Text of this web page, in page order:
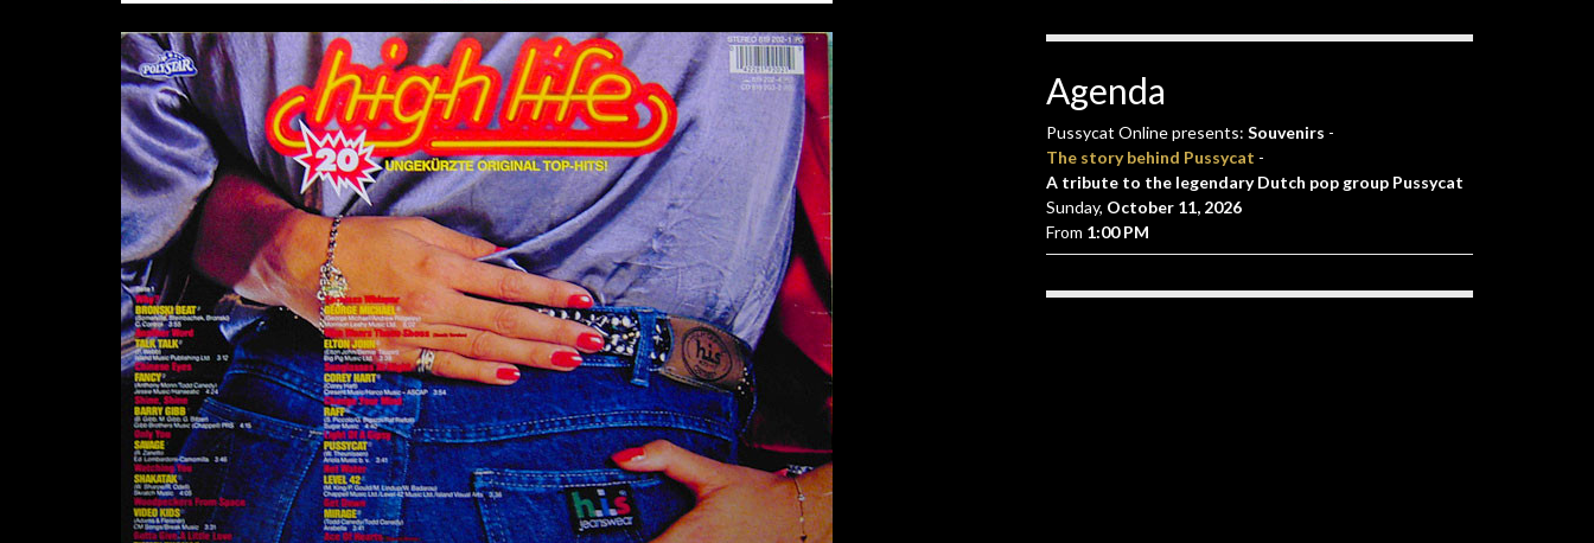
Agenda
Pussycat Online presents: Souvenirs -
The story behind Pussycat -
A tribute to the legendary Dutch pop group Pussycat
Sunday, October 11, 2026
From 1:00 PM